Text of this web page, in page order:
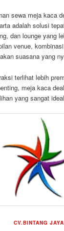
sewa meja kaca
adalah solusi
dan lounge yang
venue,
suasana yang
terlihat lebih
meja kaca
yang sangat
CV.BINTANG JAYA